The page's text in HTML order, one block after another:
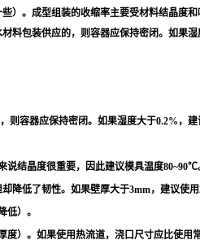
。成型组装的收缩率主要受材料结晶度
料包装供应的，则容器应保持密闭。如果
容器应保持密闭。如果湿度大于0.2%，
结晶度很重要，因此建议模具温度80~90℃
低了韧性。如果壁厚大于3mm，建议使
低）。
）。如果使用热流道，浇口尺寸应比使